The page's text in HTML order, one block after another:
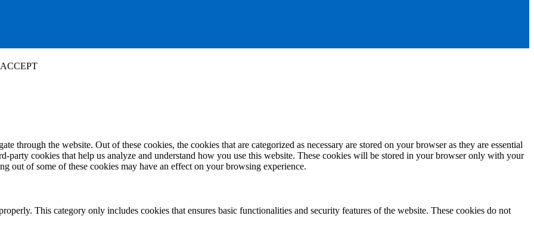
ACCEPT
through the website. Out of these cookies, the cookies that are categorized as necessary are stored on your browser as they are essential
party cookies that help us analyze and understand how you use this website. These cookies will be stored in your browser only with your
out of some of these cookies may have an effect on your browsing experience.
This category only includes cookies that ensures basic functionalities and security features of the website. These cookies do not